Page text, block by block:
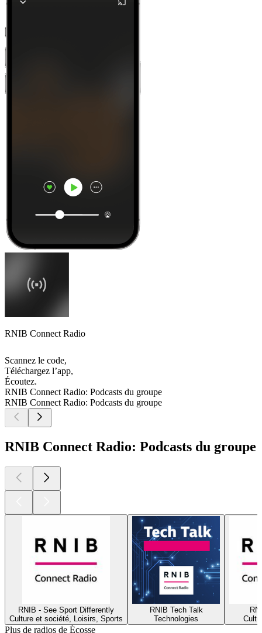
RNIB Connect Radio
Scannez le code,
Téléchargez l’app,
Écoutez.
RNIB Connect Radio: Podcasts du groupe
RNIB Connect Radio: Podcasts du groupe
RNIB Connect Radio: Podcasts du groupe
RNIB - See Sport Differently
Culture et société, Loisirs, Sports
RNIB Tech Talk
Technologies
Plus de radios de Écosse